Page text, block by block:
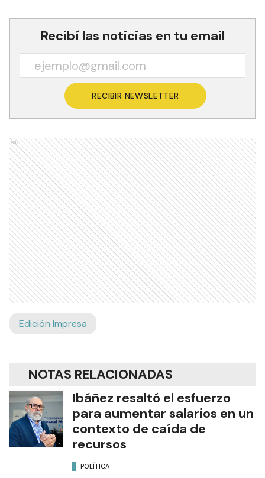
Recibí las noticias en tu email
RECIBIR NEWSLETTER
Ads
Edición Impresa
NOTAS RELACIONADAS
Ibáñez resaltó el esfuerzo
para aumentar salarios en un
contexto de caída de
recursos
POLÍTICA